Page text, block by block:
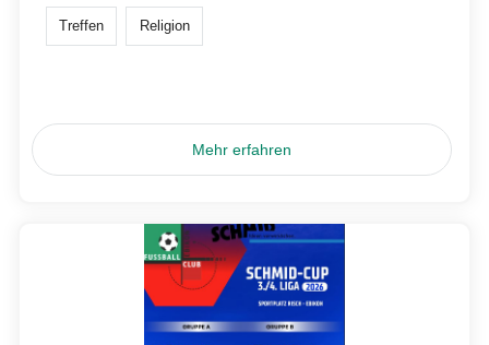
Treffen Religion
Mehr erfahren